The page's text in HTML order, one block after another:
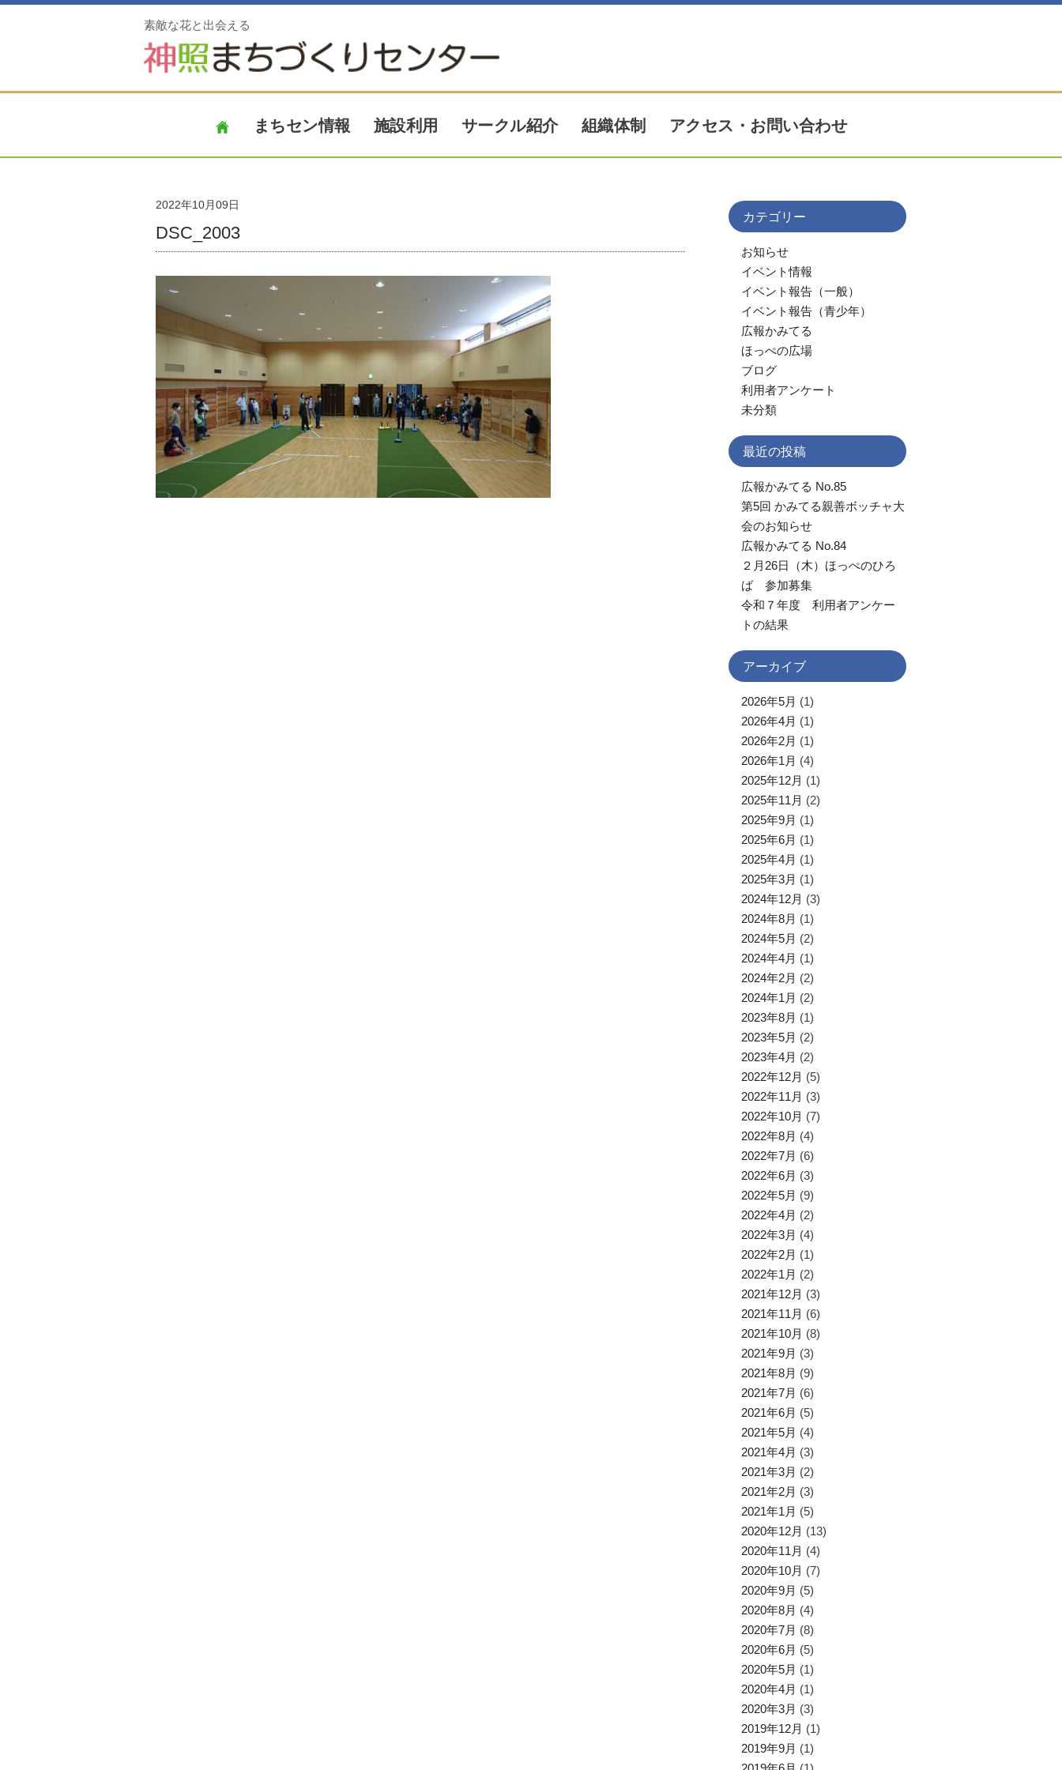
素敵な花と出会える
まちセン情報 施設利用 サークル紹介 組織体制 アクセス・お問い合わせ
2022年10月09日
DSC_2003
カテゴリー
お知らせ
イベント情報
イベント報告（一般）
イベント報告（青少年）
広報かみてる
ほっぺの広場
ブログ
利用者アンケート
未分類
最近の投稿
広報かみてる No.85
第5回 かみてる親善ボッチャ大
会のお知らせ
広報かみてる No.84
２月26日（木）ほっぺのひろ
ば 参加募集
令和７年度 利用者アンケー
トの結果
アーカイブ
2026年5月 (1)
2026年4月 (1)
2026年2月 (1)
2026年1月 (4)
2025年12月 (1)
2025年11月 (2)
2025年9月 (1)
2025年6月 (1)
2025年4月 (1)
2025年3月 (1)
2024年12月 (3)
2024年8月 (1)
2024年5月 (2)
2024年4月 (1)
2024年2月 (2)
2024年1月 (2)
2023年8月 (1)
2023年5月 (2)
2023年4月 (2)
2022年12月 (5)
2022年11月 (3)
2022年10月 (7)
2022年8月 (4)
2022年7月 (6)
2022年6月 (3)
2022年5月 (9)
2022年4月 (2)
2022年3月 (4)
2022年2月 (1)
2022年1月 (2)
2021年12月 (3)
2021年11月 (6)
2021年10月 (8)
2021年9月 (3)
2021年8月 (9)
2021年7月 (6)
2021年6月 (5)
2021年5月 (4)
2021年4月 (3)
2021年3月 (2)
2021年2月 (3)
2021年1月 (5)
2020年12月 (13)
2020年11月 (4)
2020年10月 (7)
2020年9月 (5)
2020年8月 (4)
2020年7月 (8)
2020年6月 (5)
2020年5月 (1)
2020年4月 (1)
2020年3月 (3)
2019年12月 (1)
2019年9月 (1)